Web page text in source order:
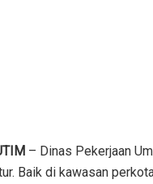
– Dinas Pekerjaan
Baik di kawasan